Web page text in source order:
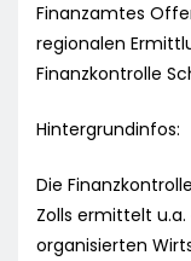
Finanzamtes
regionalen
Finanzkontrolle
Hintergrundinfos:
Die
Zolls ermittelt
organisierten